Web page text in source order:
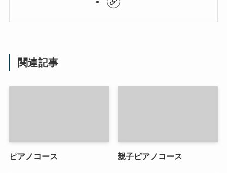
関連記事
ピアノコース 親子ピアノコース